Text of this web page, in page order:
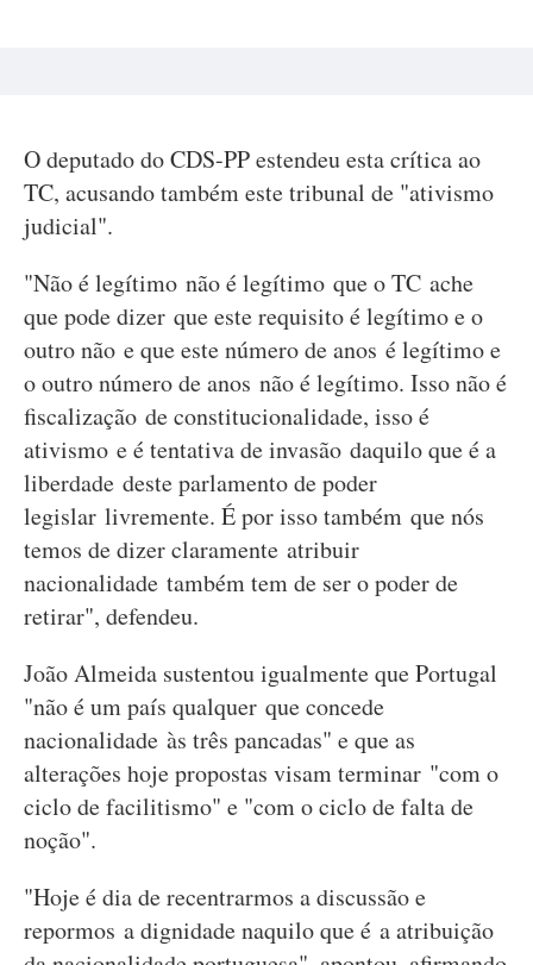
O deputado do CDS-PP estendeu esta crítica ao
TC, acusando também este tribunal de "ativismo
judicial".
"Não é legítimo não é legítimo que o TC ache
que pode dizer que este requisito é legítimo e o
outro não e que este número de anos é legítimo e
o outro número de anos não é legítimo. Isso não é
fiscalização de constitucionalidade, isso é
ativismo e é tentativa de invasão daquilo que é a
liberdade deste parlamento de poder
legislar livremente. É por isso também que nós
temos de dizer claramente atribuir
nacionalidade também tem de ser o poder de
retirar", defendeu.
João Almeida sustentou igualmente que Portugal
"não é um país qualquer que concede
nacionalidade às três pancadas" e que as
alterações hoje propostas visam terminar "com o
ciclo de facilitismo" e "com o ciclo de falta de
noção".
"Hoje é dia de recentrarmos a discussão e
repormos a dignidade naquilo que é a atribuição